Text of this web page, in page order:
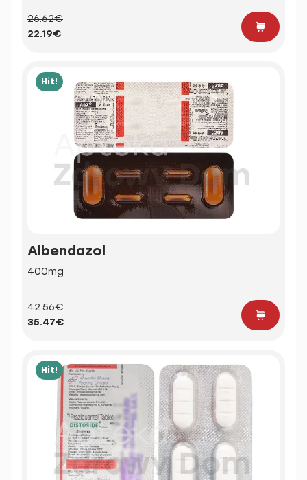
26.62€
22.19€
Hit!
Albendazol
400mg
42.56€
35.47€
Hit!